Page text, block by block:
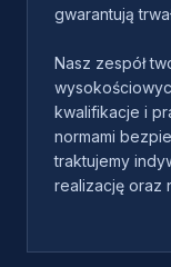
gwarantują
Nasz zespół
kwalifikacje i
normami
traktujemy
realizację oraz